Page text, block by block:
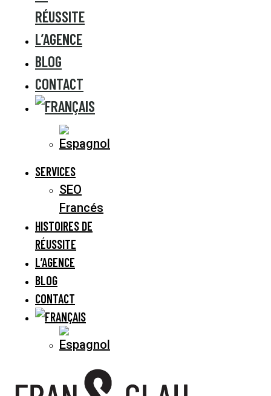
RÉUSSITE
L’AGENCE
BLOG
CONTACT
SERVICES
SEO
Francés
HISTOIRES DE
RÉUSSITE
L’AGENCE
BLOG
CONTACT